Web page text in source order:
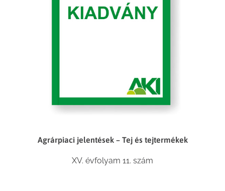
Agrárpiaci jelentések – Tej és tejtermékek
XV. évfolyam 11. szám